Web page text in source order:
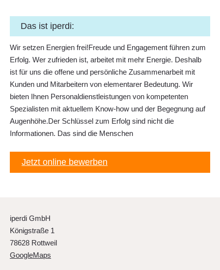
Das ist iperdi:
Wir setzen Energien frei!Freude und Engagement führen zum
Erfolg. Wer zufrieden ist, arbeitet mit mehr Energie. Deshalb
ist für uns die offene und persönliche Zusammenarbeit mit
Kunden und Mitarbeitern von elementarer Bedeutung. Wir
bieten Ihnen Personaldienstleistungen von kompetenten
Spezialisten mit aktuellem Know-how und der Begegnung auf
Augenhöhe.Der Schlüssel zum Erfolg sind nicht die
Informationen. Das sind die Menschen
Jetzt online bewerben
iperdi GmbH
Königstraße 1
78628 Rottweil
GoogleMaps